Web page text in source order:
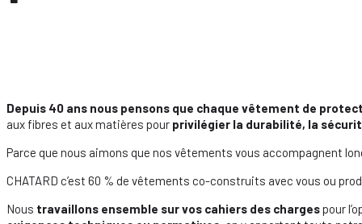
Depuis 40 ans nous pensons que chaque vêtement de
aux fibres et aux matières pour privilégier la durabilité, la
Parce que nous aimons que nos vêtements vous accompagnent
CHATARD c’est 60 % de vêtements co-construits avec vous ou
Nous travaillons ensemble sur vos cahiers des chargespour